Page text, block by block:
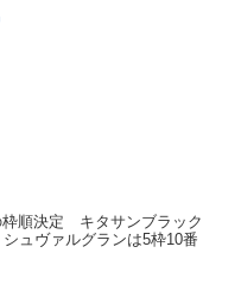
枠順決定 キタサンブラック
ュヴァルグランは5枠10番